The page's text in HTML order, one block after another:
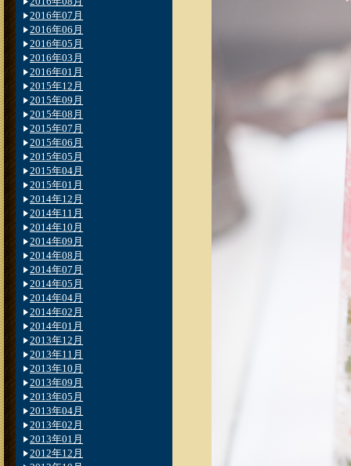
2016年07月
2016年06月
2016年05月
2016年03月
2016年01月
2015年12月
2015年09月
2015年08月
2015年07月
2015年06月
2015年05月
2015年04月
2015年01月
2014年12月
2014年11月
2014年10月
2014年09月
2014年08月
2014年07月
2014年05月
2014年04月
2014年02月
2014年01月
2013年12月
2013年11月
2013年10月
2013年09月
2013年05月
2013年04月
2013年02月
2013年01月
2012年12月